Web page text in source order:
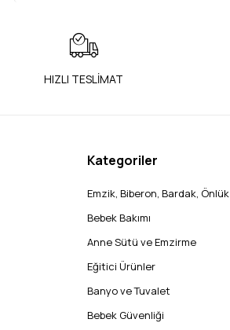
HIZLI TESLİMAT
Kategoriler
Emzik, Biberon, Bardak, Önlük
Bebek Bakımı
Anne Sütü ve Emzirme
Eğitici Ürünler
Banyo ve Tuvalet
Bebek Güvenliği